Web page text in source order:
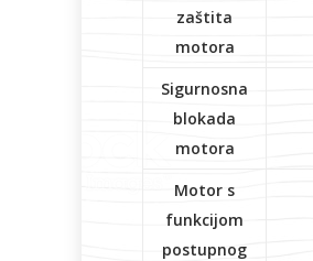
zaštita
motora
Sigurnosna
blokada
motora
Motor s
funkcijom
postupnog